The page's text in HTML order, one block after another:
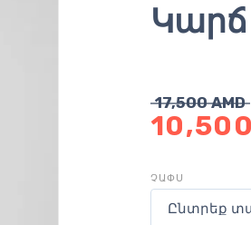
17,500AMD
ՉԱՓՍ
Ընտրեք